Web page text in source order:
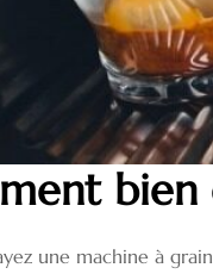
une machine à